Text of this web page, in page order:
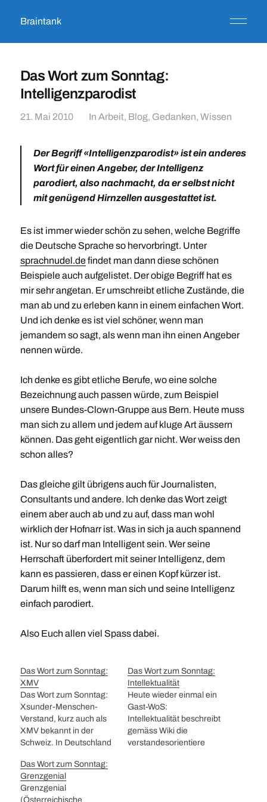
Braintank
Das Wort zum Sonntag:
Intelligenzparodist
21. Mai 2010 In Arbeit, Blog, Gedanken, Wissen
Der Begriff«Intelligenzparodist»ist ein anderes
Wort für einen Angeber, der Intelligenz
parodiert, also nachmacht, da er selbst nicht
mit genügend Hirnzellen ausgestattet ist.
Es ist immer wieder schön zu sehen, welche Begriffe
die Deutsche Sprache so hervorbringt. Unter
sprachnudel.defindet man dann diese schönen
Beispiele auch aufgelistet. Der obige Begriff hat es
mir sehr angetan. Er umschreibt etliche Zustände, die
man ab und zu erleben kann in einem einfachen Wort.
Und ich denke es ist viel schöner, wenn man
jemandem so sagt, als wenn man ihn einen Angeber
nennen würde.
Ich denke es gibt etliche Berufe, wo eine solche
Bezeichnung auch passen würde, zum Beispiel
unsere Bundes-Clown-Gruppe aus Bern. Heute muss
man sich zu allem und jedem auf kluge Art äussern
können. Das geht eigentlich gar nicht. Wer weiss den
schon alles?
Das gleiche gilt übrigens auch für Journalisten,
Consultants und andere. Ich denke das Wort zeigt
einem aber auch ab und zu auf, dass man wohl
wirklich der Hofnarr ist. Was in sich ja auch spannend
ist. Nur so darf man Intelligent sein. Wer seine
Herrschaft überfordert mit seiner Intelligenz, dem
kann es passieren, dass er einen Kopf kürzer ist.
Darum hilft es, wenn man sich und seine Intelligenz
einfach parodiert.
Also Euch allen viel Spass dabei.
Das Wort zum Sonntag:
XMV
Das Wort zum Sonntag:
Xsunder-Menschen-
Verstand, kurz auch als
XMV bekannt in der
Schweiz. In Deutschland
Menschenverstand
(GMV) und im Englischen
gibt es dafür den Audruck
Das Wort zum Sonntag:
Intellektualität
Heute wieder einmal ein
Gast-WoS:
Intellektualität beschreibt
gemäss Wiki die
verstandesorientiere
Das Wort zum Sonntag:
Grenzgenial
Grenzgenial
(Österreichische